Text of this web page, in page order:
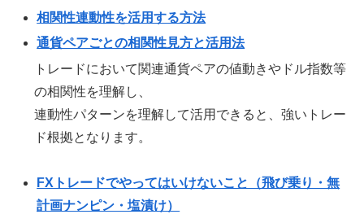
相関性連動性を活用する方法
通貨ペアごとの相関性見方と活用法
トレードにおいて関連通貨ペアの値動きやドル指数等
の相関性を理解し、
連動性パターンを理解して活用できると、強いトレー
ド根拠となります。
FXトレードでやってはいけないこと（飛び乗り・無
計画ナンピン・塩漬け）